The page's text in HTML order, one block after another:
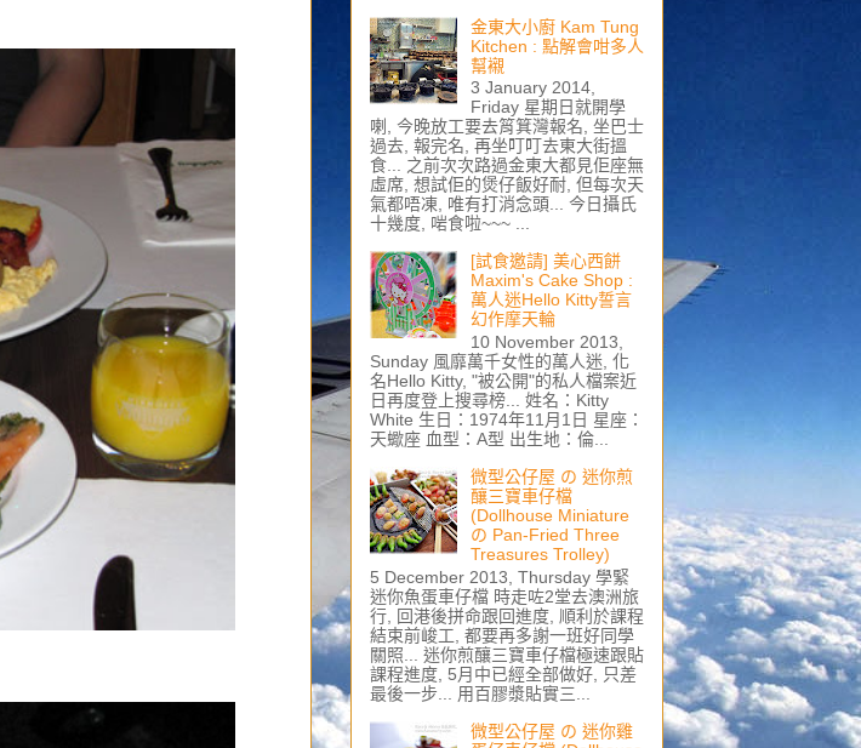
金東大小廚 Kam Tung
Kitchen : 點解會咁多人
幫襯
3 January 2014,
Friday 星期日就開學
喇, 今晚放工要去筲箕灣報名, 坐巴士
過去, 報完名, 再坐叮叮去東大街搵
食... 之前次次路過金東大都見佢座無
虛席, 想試佢的煲仔飯好耐, 但每次天
氣都唔凍, 唯有打消念頭... 今日攝氏
十幾度, 啱食啦~~~ ...
[試食邀請] 美心西餅
Maxim's Cake Shop :
萬人迷Hello Kitty誓言
幻作摩天輪
10 November 2013,
Sunday 風靡萬千女性的萬人迷, 化
名Hello Kitty, "被公開"的私人檔案近
日再度登上搜尋榜... 姓名：Kitty
White 生日：1974年11月1日 星座：
天蠍座 血型：A型 出生地：倫...
微型公仔屋 の 迷你煎
釀三寶車仔檔
(Dollhouse Miniature
の Pan-Fried Three
Treasures Trolley)
5 December 2013, Thursday 學緊
迷你魚蛋車仔檔 時走咗2堂去澳洲旅
行, 回港後拼命跟回進度, 順利於課程
結束前峻工, 都要再多謝一班好同學
關照... 迷你煎釀三寶車仔檔極速跟貼
課程進度, 5月中已經全部做好, 只差
最後一步... 用百膠漿貼實三...
微型公仔屋 の 迷你雞